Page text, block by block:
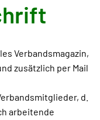
Verbandsmagazin,
zusätzlich per Mail
d.
arbeitende